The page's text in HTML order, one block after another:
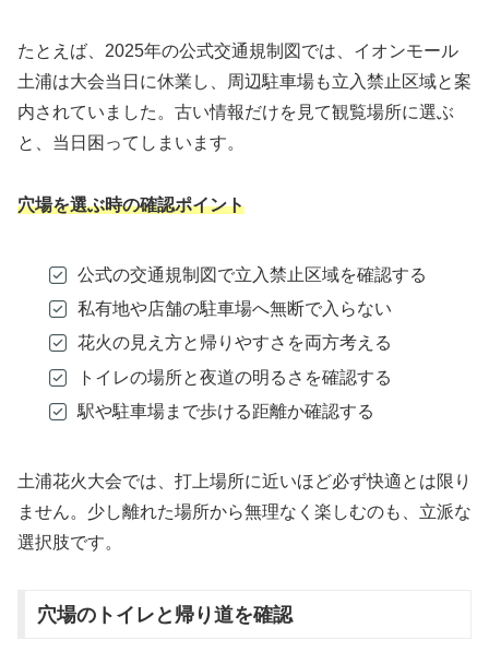
たとえば、2025年の公式交通規制図では、イオンモール
土浦は大会当日に休業し、周辺駐車場も立入禁止区域と案
内されていました。古い情報だけを見て観覧場所に選ぶ
と、当日困ってしまいます。
穴場を選ぶ時の確認ポイント
公式の交通規制図で立入禁止区域を確認する
私有地や店舗の駐車場へ無断で入らない
花火の見え方と帰りやすさを両方考える
トイレの場所と夜道の明るさを確認する
駅や駐車場まで歩ける距離か確認する
土浦花火大会では、打上場所に近いほど必ず快適とは限り
ません。少し離れた場所から無理なく楽しむのも、立派な
選択肢です。
穴場のトイレと帰り道を確認